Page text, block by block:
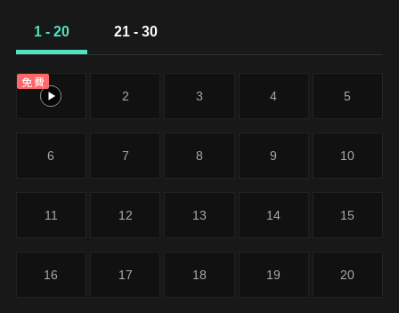
戲悄然展開。而這場錯位的命運背後，更牽動著江湖
1 - 20 21 - 30
免費
1 2 3 4 5
6 7 8 9 10
11 12 13 14 15
16 17 18 19 20